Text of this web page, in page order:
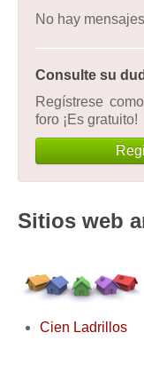
No hay
Consulte su
Regístrese
foro ¡Es gratuito!
Sitios web
Cien Ladrillos